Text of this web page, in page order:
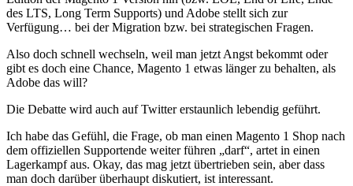
des LTS, Long Term Supports) und Adobe stellt sich zur
Verfügung… bei der Migration bzw. bei strategischen Fragen.
Also doch schnell wechseln, weil man jetzt Angst bekommt oder
gibt es doch eine Chance, Magento 1 etwas länger zu behalten, als
Adobe das will?
Die Debatte wird auch auf Twitter erstaunlich lebendig geführt.
Ich habe das Gefühl, die Frage, ob man einen Magento 1 Shop nach
dem offiziellen Supportende weiter führen „darf“, artet in einen
Lagerkampf aus. Okay, das mag jetzt übertrieben sein, aber dass
man doch darüber überhaupt diskutiert, ist interessant.